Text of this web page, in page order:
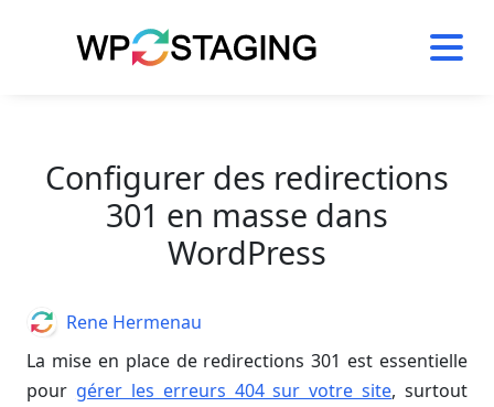
Configurer des redirections
301 en masse dans
WordPress
La mise en place de redirections 301 est essentielle
pour gérer les erreurs 404 sur votre site, surtout
AuthorRene Hermenau